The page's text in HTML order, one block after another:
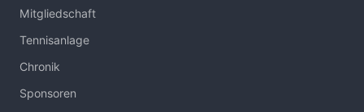
Mitgliedschaft
Tennisanlage
Chronik
Sponsoren